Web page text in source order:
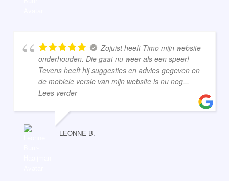
Zojuist heeft Timo mijn website
onderhouden. Die gaat nu weer als een speer!
Tevens heeft hij suggesties en advies gegeven en
de mobiele versie van mijn website is nu nog...
Lees verder
LEONNE B.